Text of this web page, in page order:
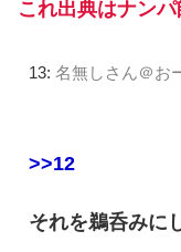
これ出典はナン
13: 名無しさん＠お
>>12
それを鵜呑みに